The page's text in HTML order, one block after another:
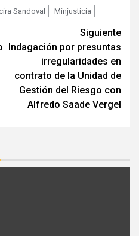
Sandoval Minjusticia
Siguiente
Indagación por presuntas
irregularidades en
contrato de la Unidad de
Gestión del Riesgo con
Alfredo Saade Vergel